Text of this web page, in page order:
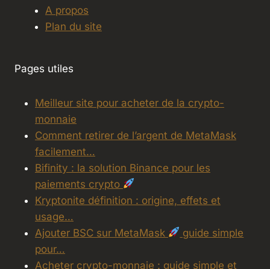
A propos
Plan du site
Pages utiles
Meilleur site pour acheter de la crypto-
monnaie
Comment retirer de l’argent de MetaMask
facilement…
Bifinity : la solution Binance pour les
paiements crypto
Kryptonite définition : origine, effets et
usage…
Ajouter BSC sur MetaMask
guide simple
pour…
Acheter crypto-monnaie : guide simple et